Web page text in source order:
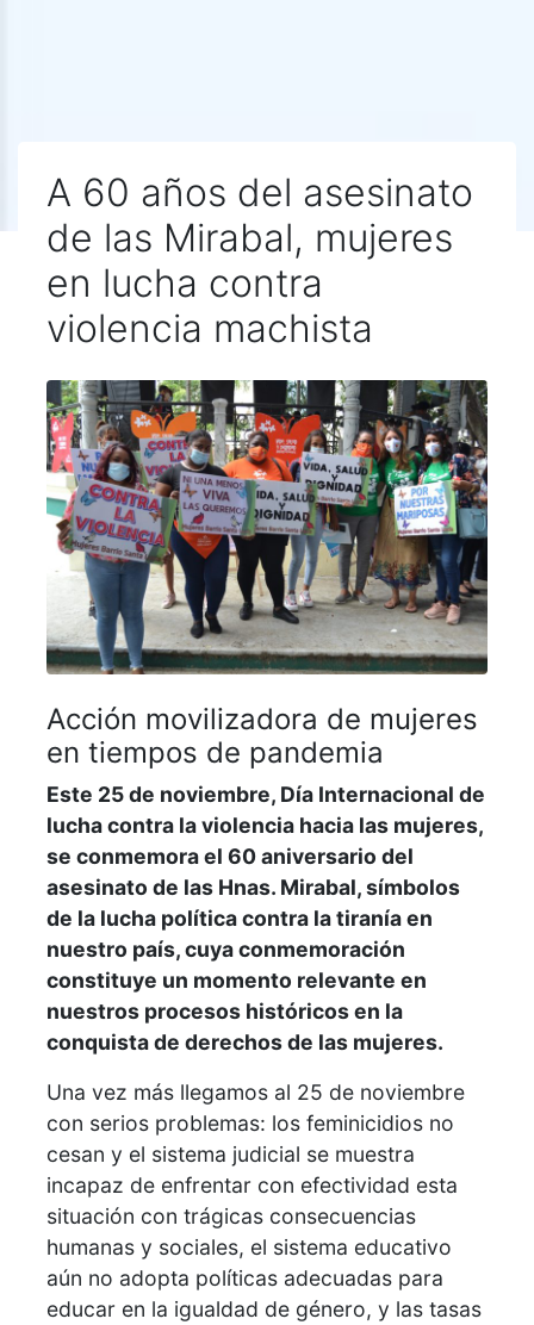
A 60 años del asesinato
de las Mirabal, mujeres
en lucha contra
violencia machista
Acción movilizadora de mujeres
en tiempos de pandemia
Este 25 de noviembre, Día Internacional de
lucha contra la violencia hacia las mujeres,
se conmemora el 60 aniversario del
asesinato de las Hnas. Mirabal, símbolos
de la lucha política contra la tiranía en
nuestro país, cuya conmemoración
constituye un momento relevante en
nuestros procesos históricos en la
conquista de derechos de las mujeres.
Una vez más llegamos al 25 de noviembre
con serios problemas: los feminicidios no
cesan y el sistema judicial se muestra
incapaz de enfrentar con efectividad esta
situación con trágicas consecuencias
humanas y sociales, el sistema educativo
aún no adopta políticas adecuadas para
educar en la igualdad de género, y las tasas